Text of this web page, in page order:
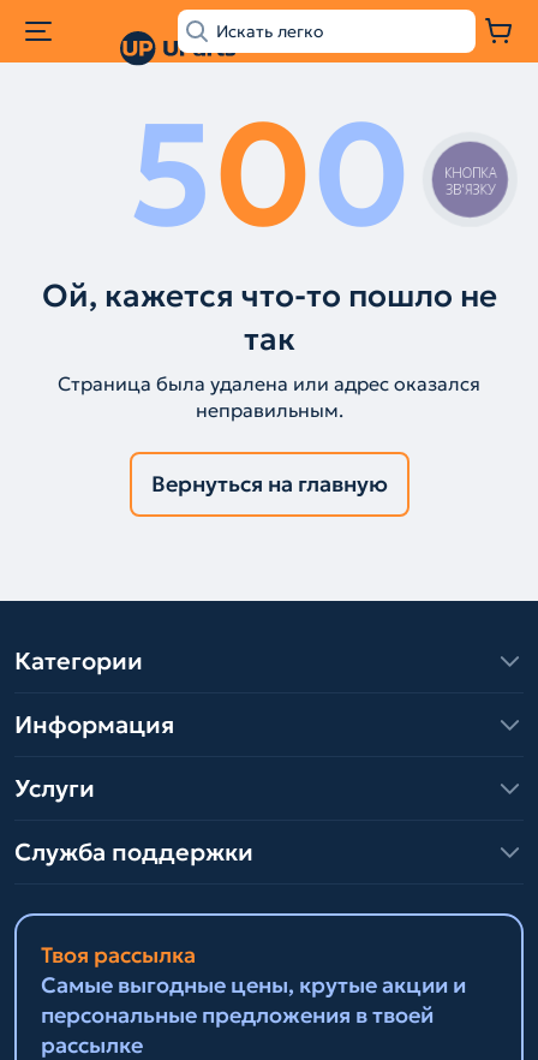
500
Ой, кажется что-то пошло не
так
Страница была удалена или адрес оказался
неправильным.
Вернуться на главную
Категории
Информация
Услуги
Служба поддержки
Твоя рассылка
Самые выгодные цены, крутые акции и
персональные предложения в твоей
рассылке
КНОПКА
ЗВ'ЯЗКУ